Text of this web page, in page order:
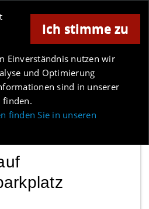
Ich stimme zu
Einverständnis nutzen wir
und Optimierung
sind in unserer
finden.
finden Sie in unseren
Anzeige
Menü